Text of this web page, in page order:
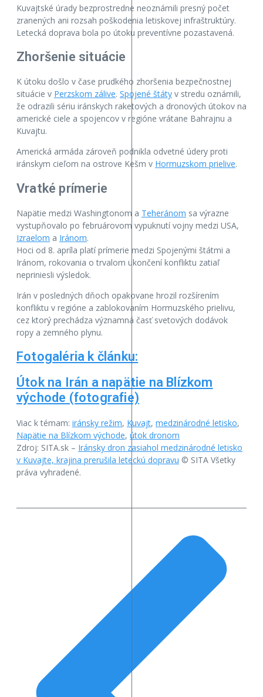
Kuvajtské úrady bezprostredne neoznámili presný počet
zranených ani rozsah poškodenia letiskovej infraštruktúry.
Letecká doprava bola po útoku preventívne pozastavená.
Zhoršenie situácie
K útoku došlo v čase prudkého zhoršenia bezpečnostnej
situácie v Perzskom zálive. Spojené štáty v stredu oznámili,
že odrazili sériu iránskych raketových a dronových útokov na
americké ciele a spojencov v regióne vrátane Bahrajnu a
Kuvajtu.
Americká armáda zároveň podnikla odvetné údery proti
iránskym cieľom na ostrove Kešm v Hormuzskom prielive.
Vratké prímerie
Napätie medzi Washingtonom a Teheránom sa výrazne
vystupňovalo po februárovom vypuknutí vojny medzi USA,
Izraelom a Iránom.
Hoci od 8. apríla platí prímerie medzi Spojenými štátmi a
Iránom, rokovania o trvalom ukončení konfliktu zatiaľ
nepriniesli výsledok.
Irán v posledných dňoch opakovane hrozil rozšírením
konfliktu v regióne a zablokovaním Hormuzského prielivu,
cez ktorý prechádza významná časť svetových dodávok
ropy a zemného plynu.
Fotogaléria k článku:
Útok na Irán a napätie na Blízkom
východe (fotografie)
Viac k témam: iránsky režim, Kuvajt, medzinárodné letisko,
Napätie na Blízkom východe, útok dronom
Zdroj: SITA.sk – Iránsky dron zasiahol medzinárodné letisko
v Kuvajte, krajina prerušila leteckú dopravu © SITA Všetky
práva vyhradené.